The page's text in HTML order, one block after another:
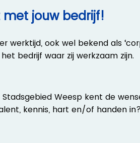
jouw bedrijf!
werktijd, ook wel bekend als
bedrijf waar zij werkzaam zijn.
Stadsgebied Weesp kent de
kennis, hart en/of handen in?